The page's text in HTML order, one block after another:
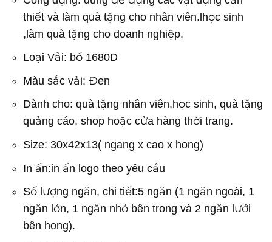
thiết và làm quà tặng cho nhân viên.lhọc sinh
,làm quà tặng cho doanh nghiệp.
Loại Vải: bố 1680D
Màu sắc vải: Đen
Dành cho: quà tặng nhân viên,học sinh, quà tặng
quảng cáo, shop hoặc cửa hàng thời trang.
Size: 30x42x13( ngang x cao x hong)
In ấn:in ấn logo theo yêu cầu
Số lượng ngăn, chi tiết:5 ngăn (1 ngăn ngoài, 1
ngăn lớn, 1 ngăn nhỏ bên trong và 2 ngăn lưới
bên hong).